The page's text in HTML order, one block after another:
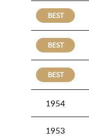
BEST
BEST
BEST
1954
1953